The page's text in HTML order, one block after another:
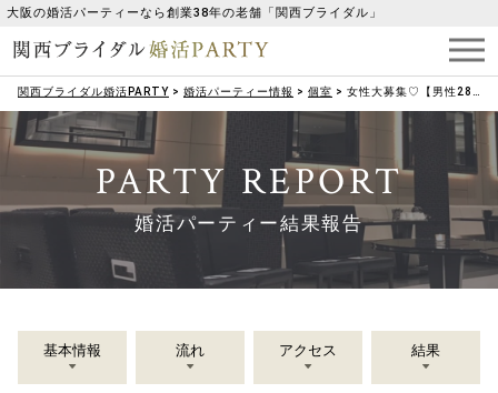
大阪の婚活パーティーなら創業38年の老舗「関西ブライダル」
関西ブライダル婚活PARTY > 婚活パーティー情報 > 個室 > 女性大募集♡【男性28～35歳♡女性28～35歳限定】15分×2名お仕事終わりの婚活♡
PARTY REPORT
婚活パーティー結果報告
基本情報 流れ アクセス 結果